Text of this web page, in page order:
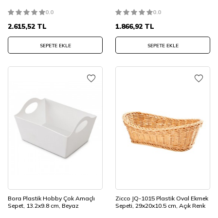
0.0
2.615,52 TL
SEPETE EKLE
0.0
1.866,92 TL
SEPETE EKLE
Bora Plastik Hobby Çok Amaçlı
Sepet, 13.2x9.8 cm, Beyaz
Zicco JQ-1015 Plastik Oval Ekmek
Sepeti, 29x20x10.5 cm, Açık Renk